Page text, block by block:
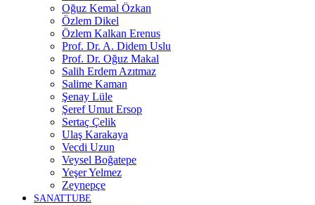
Oğuz Kemal Özkan
Özlem Dikel
Özlem Kalkan Erenus
Prof. Dr. A. Didem Uslu
Prof. Dr. Oğuz Makal
Salih Erdem Azıtmaz
Salime Kaman
Şenay Lüle
Şeref Umut Ersop
Sertaç Çelik
Ulaş Karakaya
Vecdi Uzun
Veysel Boğatepe
Yeşer Yelmez
Zeynepçe
SANATTUBE